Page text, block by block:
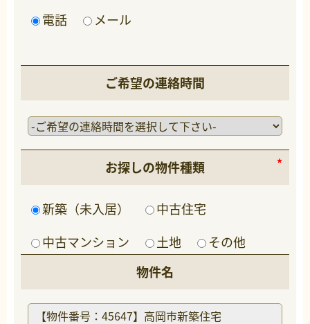
電話 メール
ご希望の連絡時間
お探しの物件種類
新築（未入居）
中古住宅
中古マンション
土地
その他
物件名